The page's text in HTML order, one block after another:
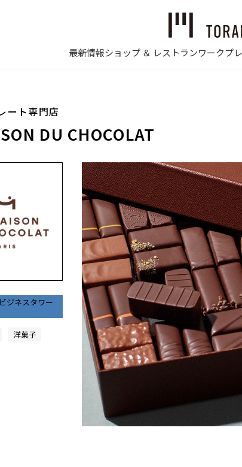
最新情報ショップ ＆ レストランワークプ
ート専門店
DU CHOCOLAT
ジネスタワー
洋菓子